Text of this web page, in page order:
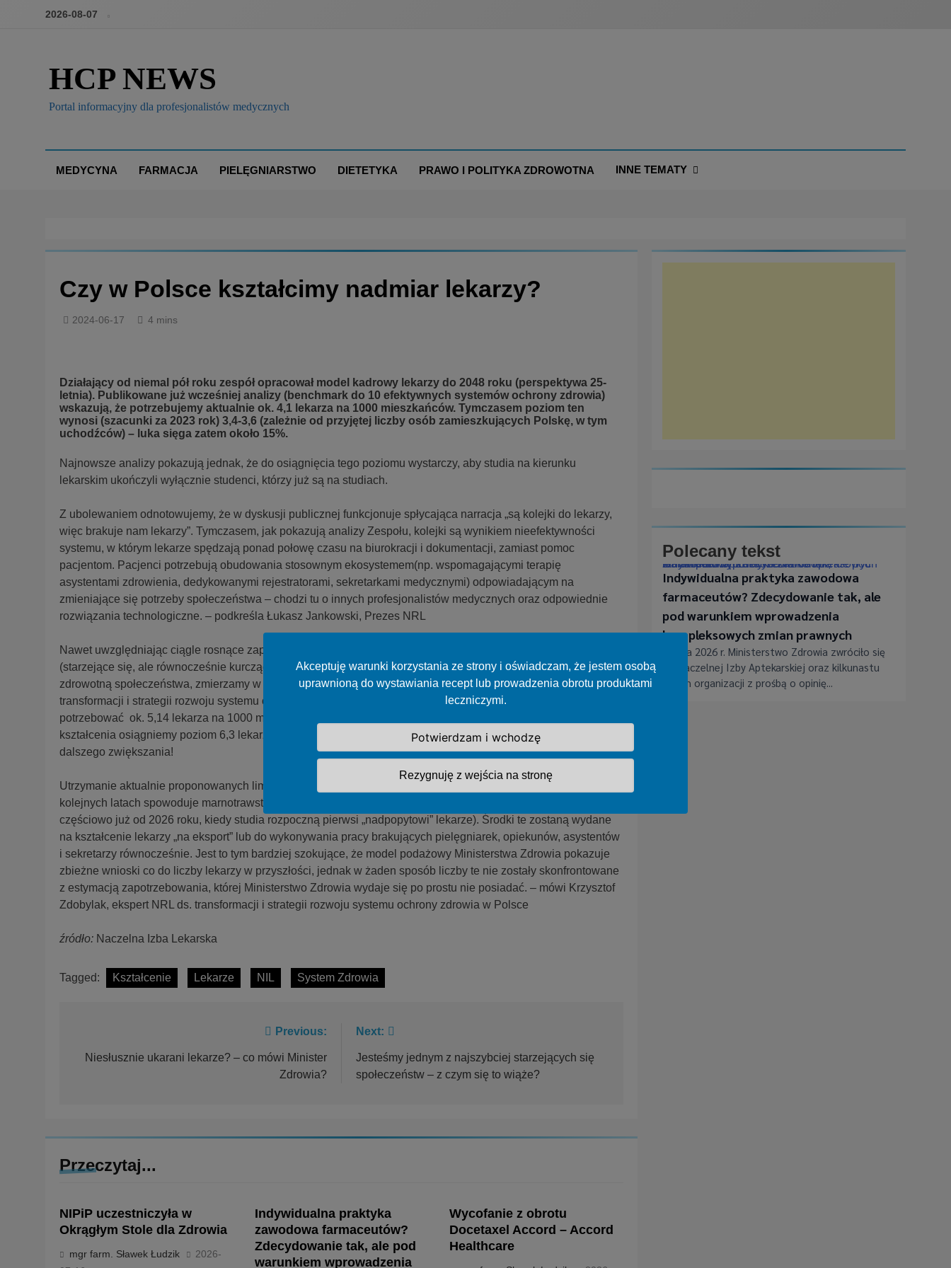
2026-08-07
HCP NEWS
Portal informacyjny dla profesjonalistów medycznych
MEDYCYNA FARMACJA PIELĘGNIARSTWO DIETETYKA PRAWO I POLITYKA ZDROWOTNA INNE TEMATY
Akceptuję warunki korzystania ze strony i oświadczam, że jestem osobą
uprawnioną do wystawiania recept lub prowadzenia obrotu produktami
leczniczymi.
Potwierdzam i wchodzę
Rezygnuję z wejścia na stronę
Czy w Polsce kształcimy nadmiar lekarzy?
2024-06-17 4 mins
Działający od niemal pół roku zespół opracował model kadrowy lekarzy do 2048 roku (perspektywa 25-
letnia). Publikowane już wcześniej analizy (benchmark do 10 efektywnych systemów ochrony zdrowia)
wskazują, że potrzebujemy aktualnie ok. 4,1 lekarza na 1000 mieszkańców. Tymczasem poziom ten
wynosi (szacunki za 2023 rok) 3,4-3,6 (zależnie od przyjętej liczby osób zamieszkujących Polskę, w tym
uchodźców) – luka sięga zatem około 15%.
Najnowsze analizy pokazują jednak, że do osiągnięcia tego poziomu wystarczy, aby studia na kierunku
lekarskim ukończyli wyłącznie studenci, którzy już są na studiach.
Z ubolewaniem odnotowujemy, że w dyskusji publicznej funkcjonuje spłycająca narracja „są kolejki do lekarzy,
więc brakuje nam lekarzy”. Tymczasem, jak pokazują analizy Zespołu, kolejki są wynikiem nieefektywności
systemu, w którym lekarze spędzają ponad połowę czasu na biurokracji i dokumentacji, zamiast pomoc
pacjentom. Pacjenci potrzebują obudowania stosownym ekosystemem(np. wspomagającymi terapię
asystentami zdrowienia, dedykowanymi rejestratorami, sekretarkami medycznymi) odpowiadającym na
zmieniające się potrzeby społeczeństwa – chodzi tu o innych profesjonalistów medycznych oraz odpowiednie
rozwiązania technologiczne. – podkreśla Łukasz Jankowski, Prezes NRL
Nawet uwzględniając ciągle rosnące zapotrzebowanie na lekarzy, powodowane zmianami demograficznymi
(starzejące się, ale równocześnie kurczące się społeczeństwo) i rosnącymi oczekiwaniami oraz świadomością
zdrowotną społeczeństwa, zmierzamy w kierunku istotnego nadmiaru lekarzy. Zgodnie z analizami Zespołu ds.
transformacji i strategii rozwoju systemu ochrony zdrowia działającym w NIL w 2048 roku będziemy
potrzebować ok. 5,14 lekarza na 1000 mieszkańców – jednak przy utrzymaniu obecnie proponowanych limitów
kształcenia osiągniemy poziom 6,3 lekarza w 2048 roku – a Ministerstwo Zdrowia zapowiada możliwość ich
dalszego zwiększania!
Utrzymanie aktualnie proponowanych limitów kształcenia (ok. 7800 miejsc na studiach w języku polskim) w
kolejnych latach spowoduje marnotrawstwo w okresie prognozy nawet 15 mld zł (~1 mld rocznie, poczynając
częściowo już od 2026 roku, kiedy studia rozpoczną pierwsi „nadpopytowi” lekarze). Środki te zostaną wydane
na kształcenie lekarzy „na eksport” lub do wykonywania pracy brakujących pielęgniarek, opiekunów, asystentów
i sekretarzy równocześnie. Jest to tym bardziej szokujące, że model podażowy Ministerstwa Zdrowia pokazuje
zbieżne wnioski co do liczby lekarzy w przyszłości, jednak w żaden sposób liczby te nie zostały skonfrontowane
z estymacją zapotrzebowania, której Ministerstwo Zdrowia wydaje się po prostu nie posiadać. – mówi Krzysztof
Zdobylak, ekspert NRL ds. transformacji i strategii rozwoju systemu ochrony zdrowia w Polsce
źródło: Naczelna Izba Lekarska
Tagged: Kształcenie Lekarze NIL System Zdrowia
Previous:
Niesłusznie ukarani lekarze? – co mówi Minister
Zdrowia?
Next:
Jesteśmy jednym z najszybciej starzejących się
społeczeństw – z czym się to wiąże?
Przeczytaj...
NIPiP uczestniczyła w
Okrągłym Stole dla Zdrowia
mgr farm. Sławek Łudzik
2026-
Indywidualna praktyka
zawodowa farmaceutów?
Zdecydowanie tak, ale pod
warunkiem wprowadzenia
Wycofanie z obrotu
Docetaxel Accord – Accord
Healthcare
Polecany tekst
Indywidualna praktyka zawodowa farmaceutów? Zdecydowanie tak, ale pod warunkiem wprowadzenia kompleksowych zmian prawnych
Indywidualna praktyka zawodowa
farmaceutów? Zdecydowanie tak, ale
pod warunkiem wprowadzenia
kompleksowych zmian prawnych
3 lipca 2026 r. Ministerstwo Zdrowia zwróciło się
do Naczelnej Izby Aptekarskiej oraz kilkunastu
innych organizacji z prośbą o opinię...